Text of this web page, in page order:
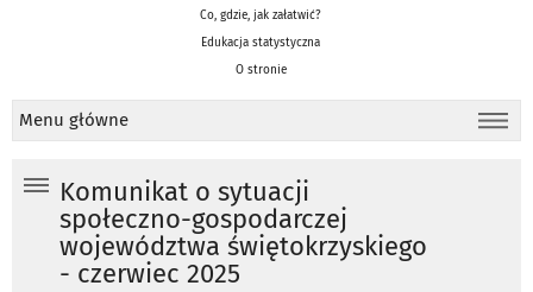
Co, gdzie, jak załatwić?
Edukacja statystyczna
O stronie
Menu główne
Komunikat o sytuacji
społeczno-gospodarczej
województwa świętokrzyskiego
- czerwiec 2025